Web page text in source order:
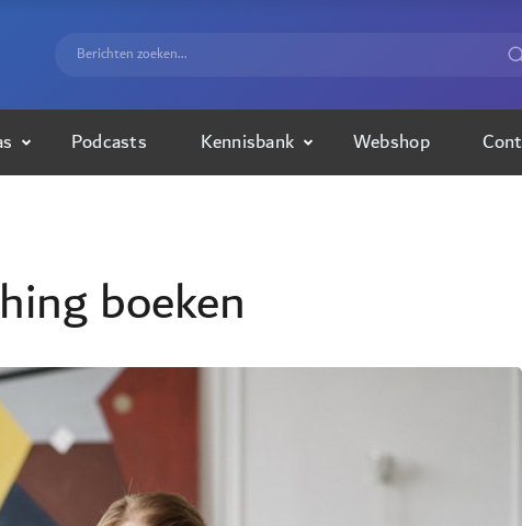
Podcasts Kennisbank Webshop
boeken